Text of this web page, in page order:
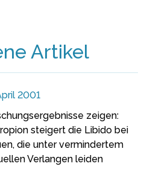
Artikel
2001
zeigen:
steigert die Libido bei
die unter vermindertem
Verlangen leiden